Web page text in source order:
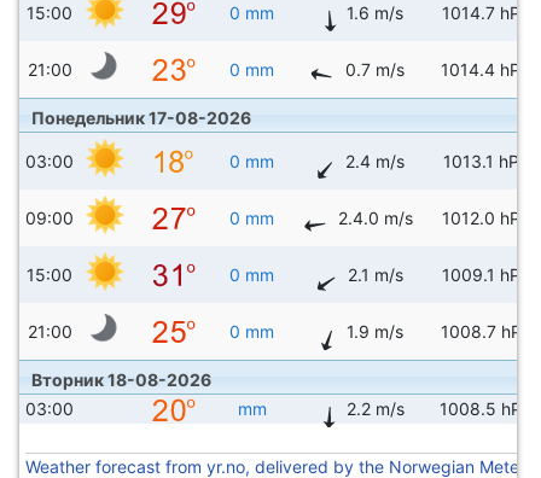
15:00 0 mm 1.6 m/s 1014.7 hPa
21:00 0 mm 0.7 m/s 1014.4 hPa
Понедельник 17-08-2026
03:00 0 mm 2.4 m/s 1013.1 hPa
09:00 0 mm 2.4.0 m/s 1012.0 hPa
15:00 0 mm 2.1 m/s 1009.1 hPa
21:00 0 mm 1.9 m/s 1008.7 hPa
Вторник 18-08-2026
03:00
mm 2.2 m/s 1008.5 hPa
Weather forecast from yr.no, delivered by the Norwegian